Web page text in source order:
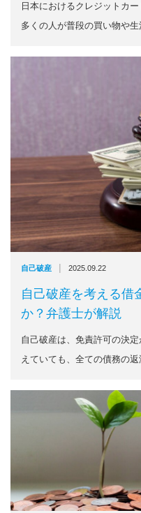
日本におけるクレジットカ
多くの人が普段の買い物や
自己破産 | 2025.09.22
自己破産を考える借
か？弁護士が解説
自己破産は、免責許可の決
えていても、全ての債務の